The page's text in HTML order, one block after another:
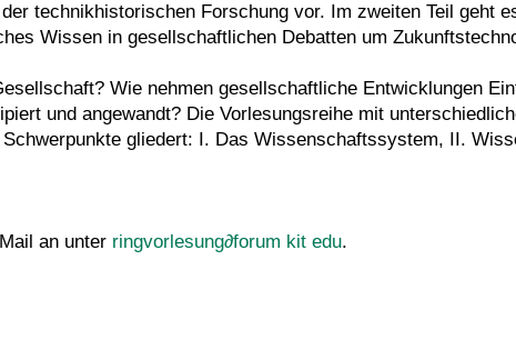
technikhistorischen Forschung vor. Im zweiten Teil geht
Wissen in gesellschaftlichen Debatten um
Wie nehmen gesellschaftliche Entwicklungen
und angewandt? Die Vorlesungsreihe mit
gliedert: I. Das Wissenschaftssystem, II.
an unter ringvorlesung∂forum kit edu.